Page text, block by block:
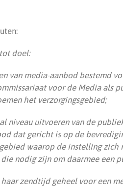
doel:
van media-aanbod bestemd
voor de Media als
het verzorgingsgebied;
niveau uitvoeren van de
dat gericht is op de
waarop de instelling
nodig zijn om daarmee een
zendtijd geheel voor een